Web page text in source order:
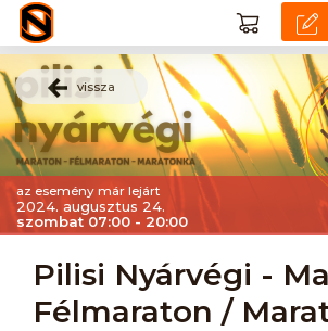
vissza
az esemény már lejárt
2024. augusztus 24.
szombat 07:00 - 20:00
Pilisi Nyárvégi -
Félmaraton /